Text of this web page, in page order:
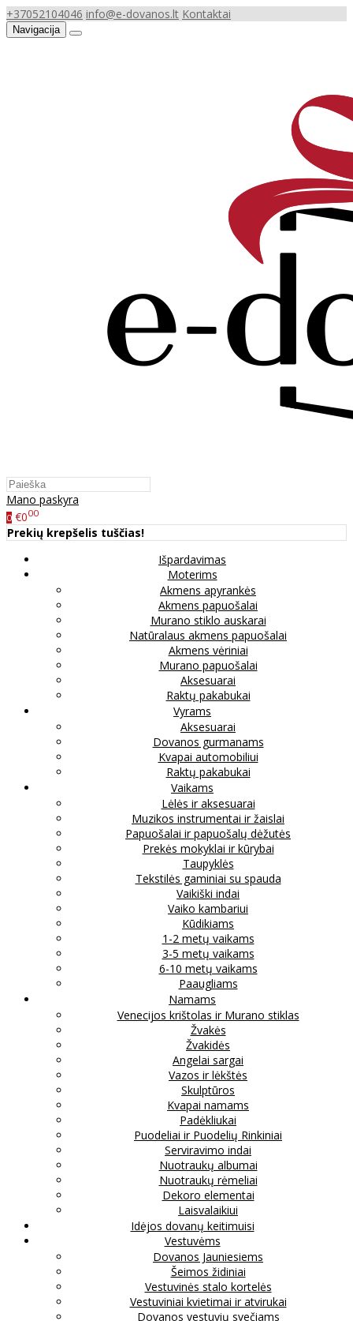
+37052104046 info@e-dovanos.lt Kontaktai
Navigacija
Mano paskyra
0 €000
Prekių krepšelis tuščias!
Išpardavimas
Moterims
Akmens apyrankės
Akmens papuošalai
Murano stiklo auskarai
Natūralaus akmens papuošalai
Akmens vėriniai
Murano papuošalai
Aksesuarai
Raktų pakabukai
Vyrams
Aksesuarai
Dovanos gurmanams
Kvapai automobiliui
Raktų pakabukai
Vaikams
Lėlės ir aksesuarai
Muzikos instrumentai ir žaislai
Papuošalai ir papuošalų dėžutės
Prekės mokyklai ir kūrybai
Taupyklės
Tekstilės gaminiai su spauda
Vaikiški indai
Vaiko kambariui
Kūdikiams
1-2 metų vaikams
3-5 metų vaikams
6-10 metų vaikams
Paaugliams
Namams
Venecijos krištolas ir Murano stiklas
Žvakės
Žvakidės
Angelai sargai
Vazos ir lėkštės
Skulptūros
Kvapai namams
Padėkliukai
Puodeliai ir Puodelių Rinkiniai
Serviravimo indai
Nuotraukų albumai
Nuotraukų rėmeliai
Dekoro elementai
Laisvalaikiui
Idėjos dovanų keitimuisi
Vestuvėms
Dovanos Jauniesiems
Šeimos židiniai
Vestuvinės stalo kortelės
Vestuviniai kvietimai ir atvirukai
Dovanos vestuvių svečiams